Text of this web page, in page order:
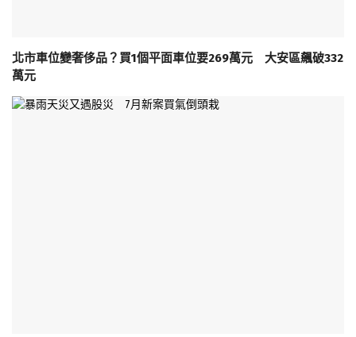
北市車位變奢侈品？買1個平面車位要269萬元 大安區飆破332
萬元